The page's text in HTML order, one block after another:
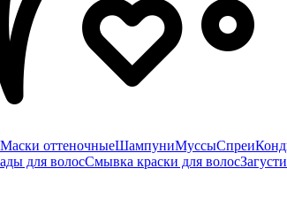
Маски оттеночныеШампуниМуссыСпреи
для волосСмывка краски для волос